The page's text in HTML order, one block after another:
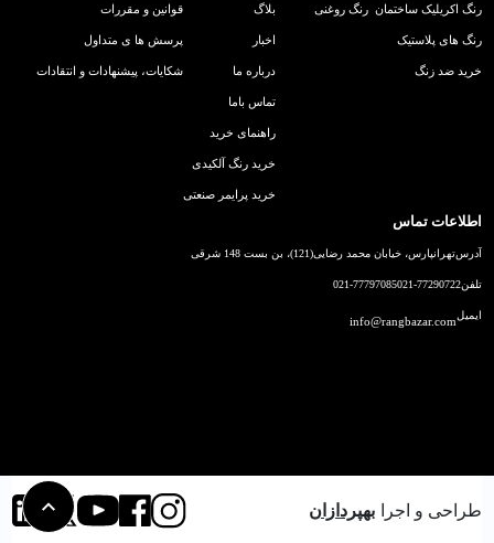
رنگ اکریلیک ساختمان
رنگ های پلاستیک
خرید ضد زنگ
رنگ روغنی بلاگ
اخبار
درباره ما
تماس باما
راهنمای خرید
خرید رنگ آلکیدی
خرید پرایمر صنعتی
قوانین و مقررات
پرسش ها ی متداول
شکایات، پیشنهادات و انتقادات
اطلاعات تماس
آدرستهرانپارس، خیابان محمد رضایی(121)، بن بست 148 شرقی
تلفن021-77290722
021-77797085
ایمیلinfo@rangbazar.com
طراحی و اجرا بهپردازان